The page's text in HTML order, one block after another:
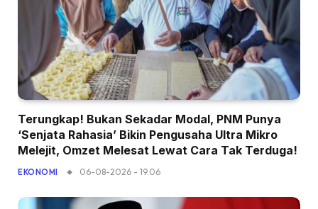
Terungkap! Bukan Sekadar Modal, PNM Punya
‘Senjata Rahasia’ Bikin Pengusaha Ultra Mikro
Melejit, Omzet Melesat Lewat Cara Tak Terduga!
EKONOMI 06-08-2026 - 19.06